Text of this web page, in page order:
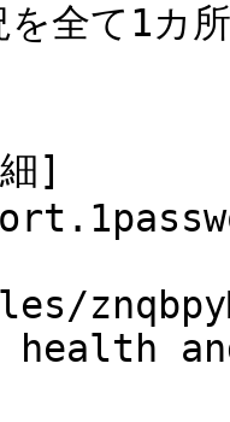
全て1カ
]
health